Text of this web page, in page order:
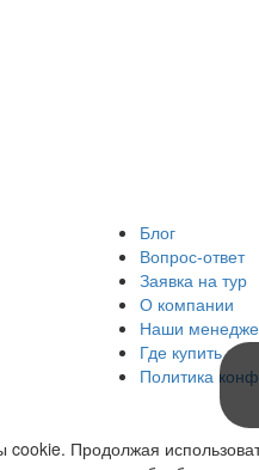
Блог
Вопрос-ответ
Заявка на тур
О компании
Наши
Где купить
Политика
Продолжая